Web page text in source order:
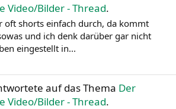
Video/Bilder - Thread.
oft shorts einfach durch, da kommt
und ich denk darüber gar nicht
eingestellt in...
auf das Thema Der
Video/Bilder - Thread.